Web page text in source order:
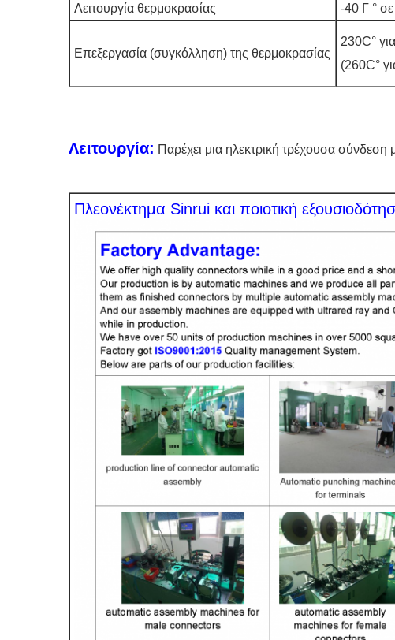
Λειτουργία θερμοκρασίας
-40 Γ °
Επεξεργασία (συγκόλληση) της θερμοκρασίας
230C°
(260C°
Λειτουργία: Παρέχει μια ηλεκτρική τρέχουσα σύνδεση
Πλεονέκτημα Sinrui και ποιοτική